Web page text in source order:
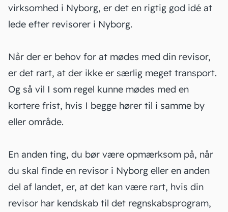
virksomhed i Nyborg, er det en rigtig god idé at
lede efter revisorer i Nyborg.
Når der er behov for at mødes med din revisor,
er det rart, at der ikke er særlig meget transport.
Og så vil I som regel kunne mødes med en
kortere frist, hvis I begge hører til i samme by
eller område.
En anden ting, du bør være opmærksom på, når
du skal finde en revisor i Nyborg eller en anden
del af landet, er, at det kan være rart, hvis din
revisor har kendskab til det regnskabsprogram,